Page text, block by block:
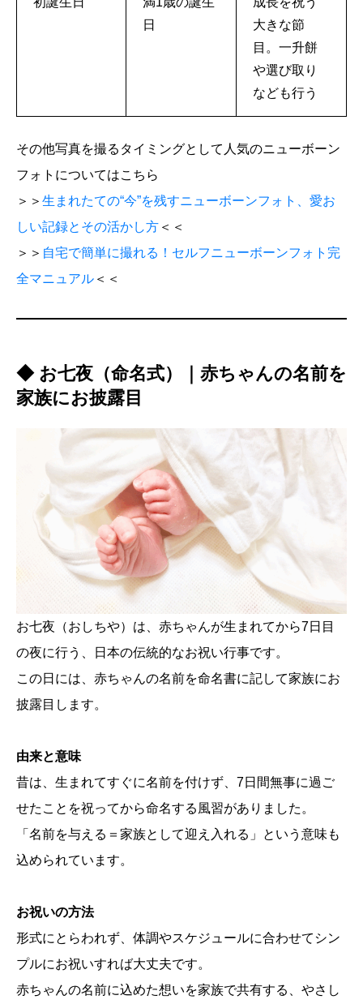
日
大きな節
目。一升餅
や選び取り
なども行う
その他写真を撮るタイミングとして人気のニューボーン
フォトについてはこちら
＞＞ 生まれたての“今”を残すニューボーンフォト、愛お
しい記録とその活かし方 ＜＜
＞＞ 自宅で簡単に撮れる！セルフニューボーンフォト完
全マニュアル ＜＜
◆ お七夜（命名式）｜赤ちゃんの名前を
家族にお披露目
お七夜（おしちや）は、赤ちゃんが生まれてから7日目
の夜に行う、日本の伝統的なお祝い行事です。
この日には、赤ちゃんの名前を命名書に記して家族にお
披露目します。
由来と意味
昔は、生まれてすぐに名前を付けず、7日間無事に過ご
せたことを祝ってから命名する風習がありました。
「名前を与える＝家族として迎え入れる」という意味も
込められています。
お祝いの方法
形式にとらわれず、体調やスケジュールに合わせてシン
プルにお祝いすれば大丈夫です。
赤ちゃんの名前に込めた想いを家族で共有する、やさし